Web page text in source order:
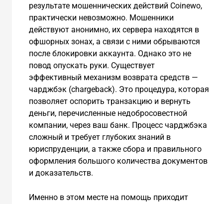
результате мошеннических действий Coinewo,
практически невозможно. Мошенники
действуют анонимно, их сервера находятся в
офшорных зонах, а связи с ними обрываются
после блокировки аккаунта. Однако это не
повод опускать руки. Существует
эффективный механизм возврата средств —
чарджбэк (chargeback). Это процедура, которая
позволяет оспорить транзакцию и вернуть
деньги, перечисленные недобросовестной
компании, через ваш банк. Процесс чарджбэка
сложный и требует глубоких знаний в
юриспруденции, а также сбора и правильного
оформления большого количества документов
и доказательств.
Именно в этом месте на помощь приходит